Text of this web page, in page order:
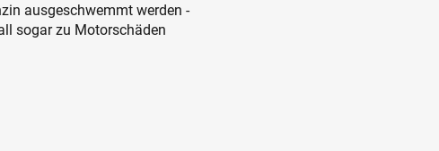
ausgeschwemmt werden -
sogar zu Motorschäden